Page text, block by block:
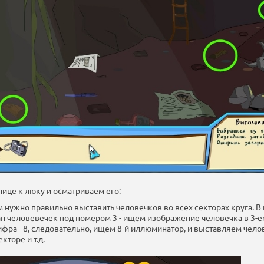
к люку и осматриваем его:
правильно выставить человечков во всех секторах круга. В
человевечек под номером 3 - ищем изображение человечка в 3-
- 8, следовательно, ищем 8-й иллюминатор, и выставляем
и т.д.